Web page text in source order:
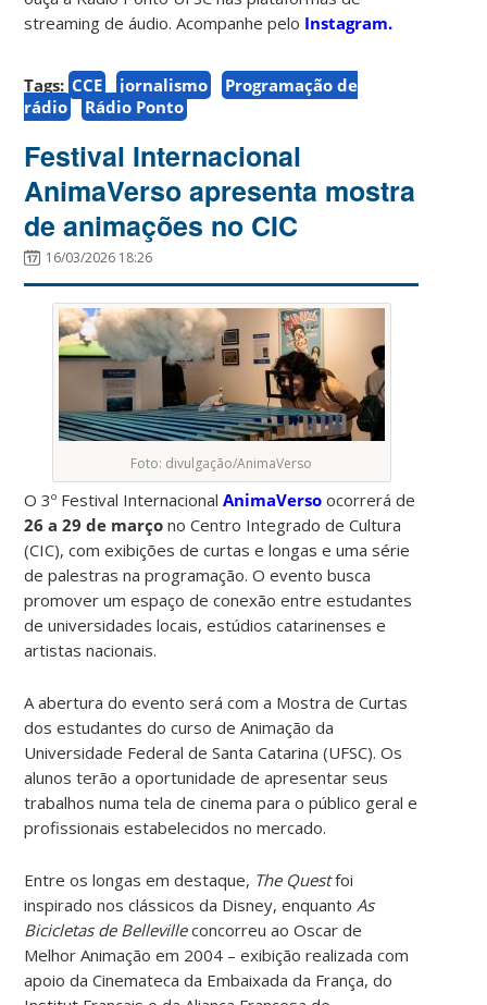
streaming de áudio. Acompanhe pelo Instagram.
Tags: CCE jornalismo
Programação de
rádio
Rádio Ponto
Festival Internacional
AnimaVerso apresenta mostra
de animações no CIC
16/03/2026 18:26
Foto: divulgação/AnimaVerso
O 3º Festival InternacionalAnimaVerso ocorrerá de
26 a 29 de marçono Centro Integrado de Cultura
(CIC), com exibições de curtas e longas e uma série
de palestras na programação. O evento busca
promover um espaço de conexão entre estudantes
de universidades locais, estúdios catarinenses e
artistas nacionais.
A abertura do evento será com a Mostra de Curtas
dos estudantes do curso de Animação da
Universidade Federal de Santa Catarina (UFSC). Os
alunos terão a oportunidade de apresentar seus
trabalhos numa tela de cinema para o público geral e
profissionais estabelecidos no mercado.
Entre os longas em destaque, The Questfoi
inspirado nos clássicos da Disney, enquanto As
Bicicletas de Bellevilleconcorreu ao Oscar de
Melhor Animação em 2004 – exibição realizada com
apoio da Cinemateca da Embaixada da França, do